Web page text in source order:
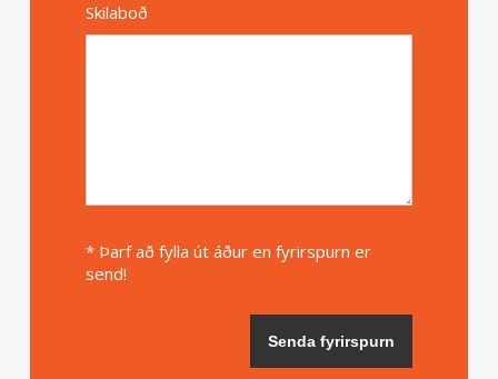
Skilaboð
* Þarf að fylla út áður en fyrirspurn er
send!